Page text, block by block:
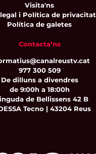
Visita'ns
i Política de privacitat
Política de galetes
Contacta’ns
977 300 509
De dilluns a divendres
de 9:00h a 18:00h
de Bellissens 42 B
Tecno | 43204 Reus